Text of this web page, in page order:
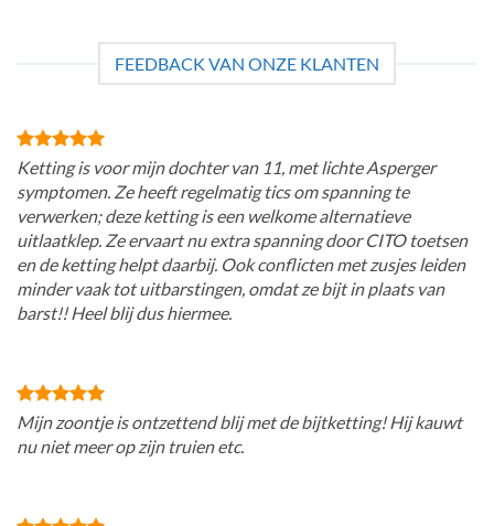
FEEDBACK VAN ONZE KLANTEN
Ketting is voor mijn dochter van 11, met lichte Asperger
symptomen. Ze heeft regelmatig tics om spanning te
verwerken; deze ketting is een welkome alternatieve
uitlaatklep. Ze ervaart nu extra spanning door CITO toetsen
en de ketting helpt daarbij. Ook conflicten met zusjes leiden
minder vaak tot uitbarstingen, omdat ze bijt in plaats van
barst!! Heel blij dus hiermee.
Mijn zoontje is ontzettend blij met de bijtketting! Hij kauwt
nu niet meer op zijn truien etc.